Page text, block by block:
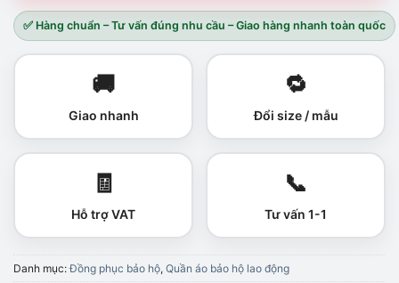
✅ Hàng chuẩn – Tư vấn đúng nhu cầu – Giao hàng nhanh toàn quốc
🚚
Giao nhanh
🔁
Đổi size / mẫu
🧾
Hỗ trợ VAT
📞
Tư vấn 1-1
Danh mục:Đồng phục bảo hộ, Quần áo bảo hộ lao động